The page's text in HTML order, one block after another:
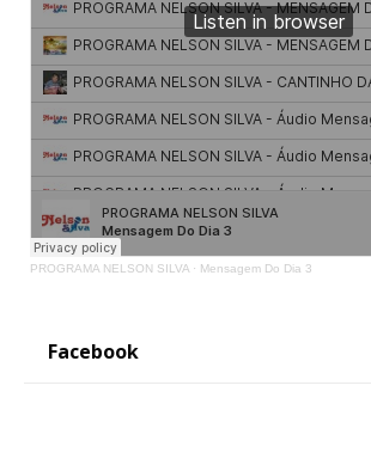
PROGRAMA NELSON SILVA · Mensagem Do Dia 3
Facebook